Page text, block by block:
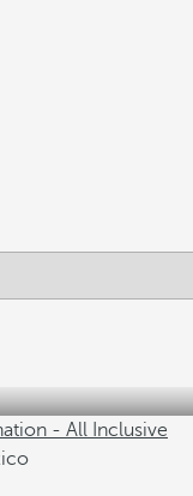
- All Inclusive